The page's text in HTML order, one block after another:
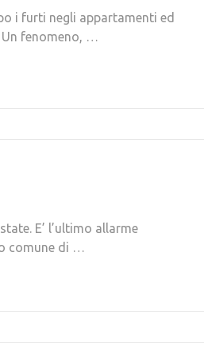
i furti negli appartamenti ed
Un fenomeno, …
E’ l’ultimo allarme
comune di …